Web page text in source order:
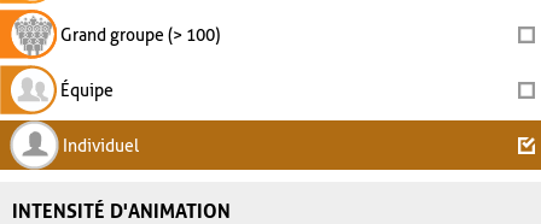
Grand groupe (> 100)
Équipe
Individuel
INTENSITÉ D'ANIMATION